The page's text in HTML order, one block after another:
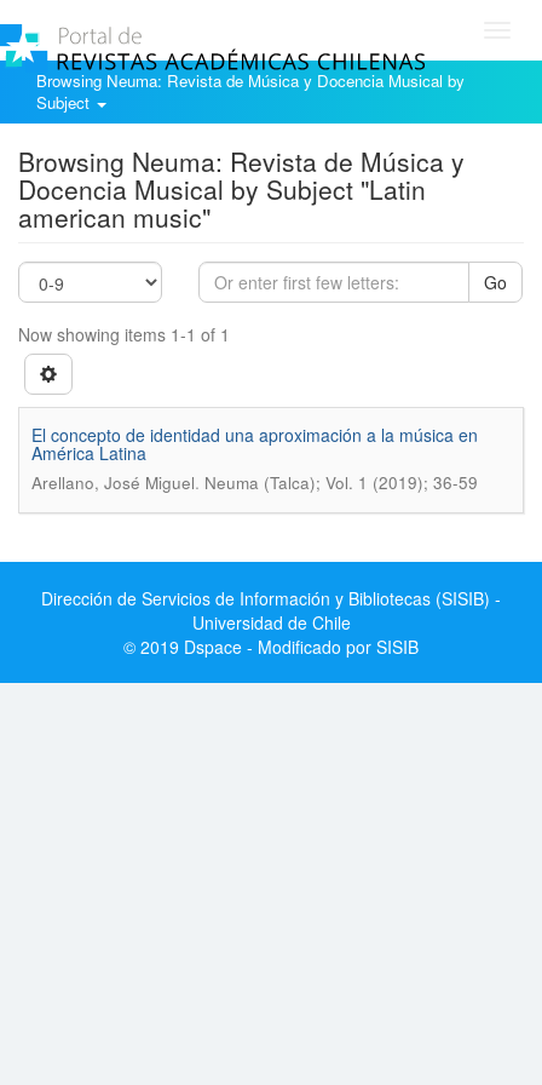
Browsing Neuma: Revista de Música y Docencia Musical by
Subject
Browsing Neuma: Revista de Música y
Docencia Musical by Subject "Latin
american music"
Go
Now showing items 1-1 of 1
El concepto de identidad una aproximación a la música en
América Latina
Arellano, José Miguel. Neuma (Talca); Vol. 1 (2019); 36-59
Dirección de Servicios de Información y Bibliotecas (SISIB) -
Universidad de Chile
© 2019 Dspace - Modificado por SISIB